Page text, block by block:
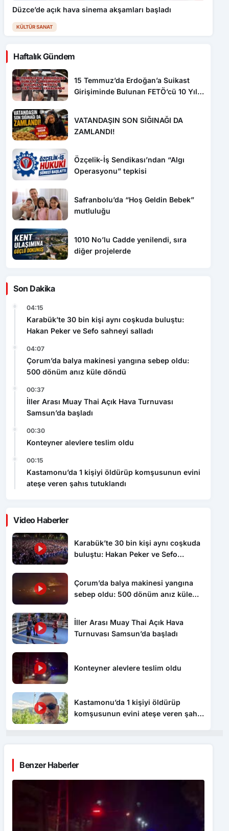
Düzce’de açık hava sinema akşamları başladı
KÜLTÜR SANAT
Haftalık Gündem
15 Temmuz’da Erdoğan’a Suikast
Girişiminde Bulunan FETÖ’cü 10 Yıl
VATANDAŞIN SON SIĞINAĞI DA
ZAMLANDI!
Özçelik-İş Sendikası’ndan “Algı
Operasyonu” tepkisi
Safranbolu’da “Hoş Geldin Bebek”
mutluluğu
1010 No’lu Cadde yenilendi, sıra
diğer projelerde
Son Dakika
04:15
Karabük’te 30 bin kişi aynı coşkuda buluştu:
Hakan Peker ve Sefo sahneyi salladı
04:07
Çorum’da balya makinesi yangına sebep oldu:
500 dönüm anız küle döndü
00:37
İller Arası Muay Thai Açık Hava Turnuvası
Samsun’da başladı
00:30
Konteyner alevlere teslim oldu
00:15
Kastamonu’da 1 kişiyi öldürüp komşusunun evini
ateşe veren şahıs tutuklandı
Video Haberler
Karabük’te 30 bin kişi aynı coşkuda
buluştu: Hakan Peker ve Sefo
Çorum’da balya makinesi yangına
sebep oldu: 500 dönüm anız küle
İller Arası Muay Thai Açık Hava
Turnuvası Samsun’da başladı
Konteyner alevlere teslim oldu
Kastamonu’da 1 kişiyi öldürüp
komşusunun evini ateşe veren şahıs
Benzer Haberler